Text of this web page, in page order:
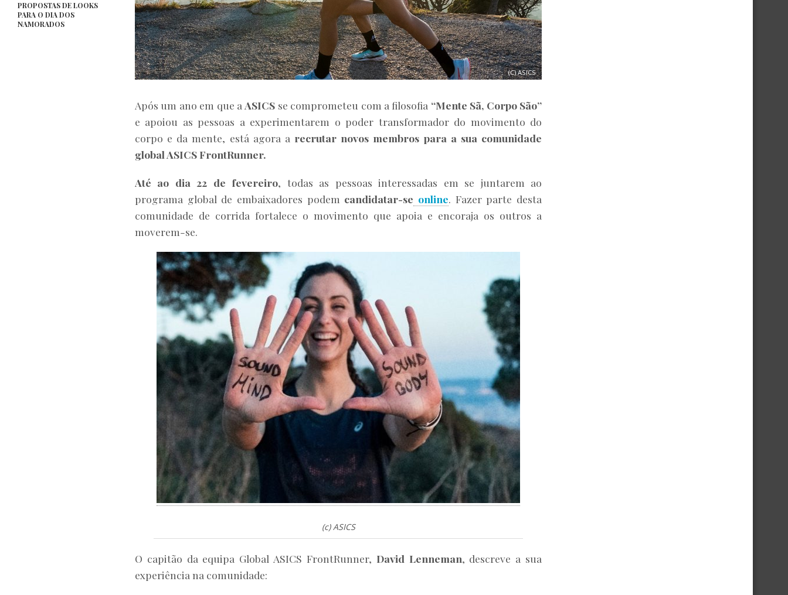
PROPOSTAS DE LOOKS
PARA O DIA DOS
NAMORADOS
(C) ASICS
Após um ano em que a ASICS se comprometeu com a filosofia “Mente Sã, Corpo São”
e apoiou as pessoas a experimentarem o poder transformador do movimento do
corpo e da mente, está agora a recrutar novos membros para a sua comunidade
global ASICS FrontRunner.
Até ao dia 22 de fevereiro, todas as pessoas interessadas em se juntarem ao
programa global de embaixadores podem candidatar-se online. Fazer parte desta
comunidade de corrida fortalece o movimento que apoia e encoraja os outros a
moverem-se.
(c) ASICS
O capitão da equipa Global ASICS FrontRunner, David Lenneman, descreve a sua
experiência na comunidade: